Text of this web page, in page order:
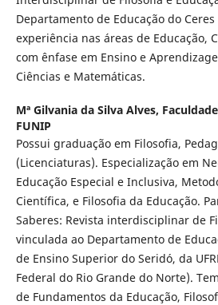
Departamento de Educação do Ceres
experiência nas áreas de Educação,
com ênfase em Ensino e
Ciências e Matemáticas.
Mª Gilvania da Silva Alves,
FUNIP
Possui graduação em Filosofia,
(Licenciaturas). Especialização em
Educação Especial e Inclusiva,
Científica, e Filosofia da Educação.
Saberes: Revista interdisciplinar de
vinculada ao Departamento de
de Ensino Superior do Seridó, da
Federal do Rio Grande do Norte).
de Fundamentos da Educação,